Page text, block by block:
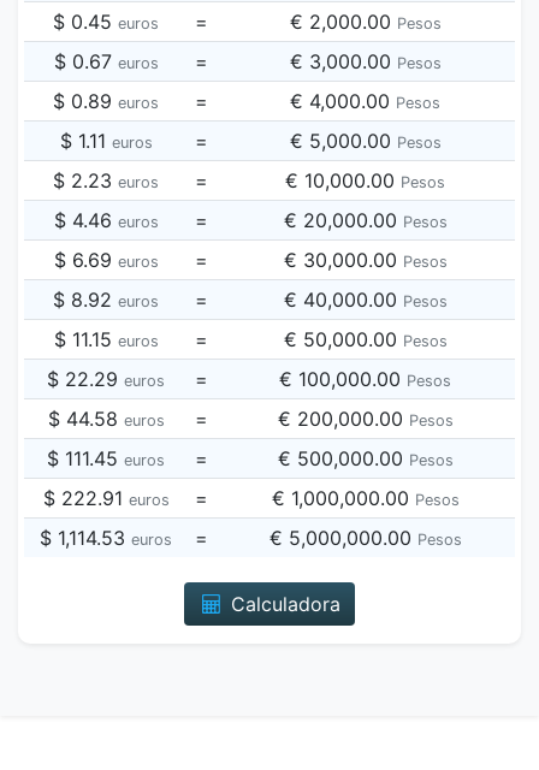
$ 0.45 euros = € 2,000.00 Pesos
$ 0.67 euros = € 3,000.00 Pesos
$ 0.89 euros = € 4,000.00 Pesos
$ 1.11 euros = € 5,000.00 Pesos
$ 2.23 euros = € 10,000.00 Pesos
$ 4.46 euros = € 20,000.00 Pesos
$ 6.69 euros = € 30,000.00 Pesos
$ 8.92 euros = € 40,000.00 Pesos
$ 11.15 euros = € 50,000.00 Pesos
$ 22.29 euros = € 100,000.00 Pesos
$ 44.58 euros = € 200,000.00 Pesos
$ 111.45 euros = € 500,000.00 Pesos
$ 222.91 euros = € 1,000,000.00 Pesos
$ 1,114.53 euros = € 5,000,000.00 Pesos
Calculadora